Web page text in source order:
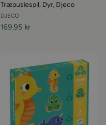
Træpuslespil, Dyr, Djeco
DJECO
169,95 kr